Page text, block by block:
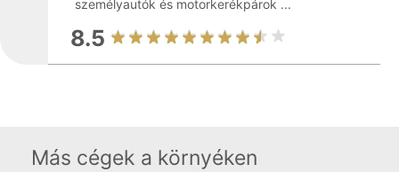
személyautók és motorkerékpárok ...
8.5
Más cégek a környéken